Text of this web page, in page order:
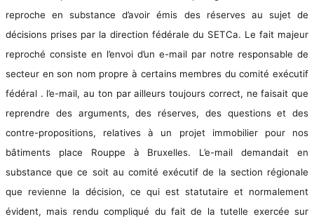
reproche en substance d’avoir émis des réserves au sujet de
décisions prises par la direction fédérale du SETCa. Le fait majeur
reproché consiste en l’envoi d’un e-mail par notre responsable de
secteur en son nom propre à certains membres du comité exécutif
fédéral . l’e-mail, au ton par ailleurs toujours correct, ne faisait que
reprendre des arguments, des réserves, des questions et des
contre-propositions, relatives à un projet immobilier pour nos
bâtiments place Rouppe à Bruxelles. L’e-mail demandait en
substance que ce soit au comité exécutif de la section régionale
que revienne la décision, ce qui est statutaire et normalement
évident, mais rendu compliqué du fait de la tutelle exercée sur